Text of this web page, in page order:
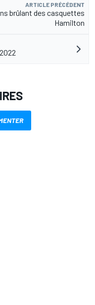
ARTICLE PRÉCÉDENT
brûlant des casquettes
Hamilton